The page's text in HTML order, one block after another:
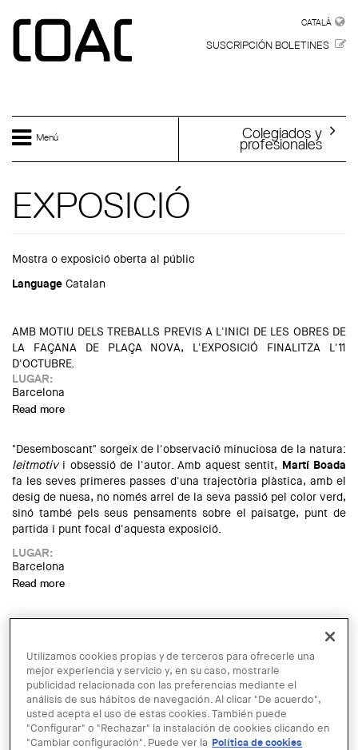
CATALÀ
SUSCRIPCIÓN BOLETINES
Menú Colegiados y
profesionales
EXPOSICIÓ
Mostra o exposició oberta al públic
Language Catalan
AMB MOTIU DELS TREBALLS PREVIS A L'INICI DE LES OBRES DE
LA FAÇANA DE PLAÇA NOVA, L'EXPOSICIÓ FINALITZA L'11
D'OCTUBRE.
LUGAR:
Barcelona
Read more
"Desemboscant" sorgeix de l'observació minuciosa de la natura:
leitmotiv i obsessió de l'autor. Amb aquest sentit, Martí Boada
fa les seves primeres passes d'una trajectòria plàstica, amb el
desig de nuesa, no només arrel de la seva passió pel color verd,
sinó també pels seus pensaments sobre el paisatge, punt de
partida i punt focal d'aquesta exposició.
LUGAR:
Barcelona
Read more
ENTIDAD ORGANIZADORA:
TIPUS D'ACTE:
Exposició
IMATGE DE L'EXPOSICIÓ O ACTE:
Utilizamos cookies propias y de terceros para ofrecerle una
mejor experiencia y servicio y, en su caso, mostrarle
publicidad relacionada con las preferencias mediante el
análisis de sus hábitos de navegación. Al clicar "De acuerdo",
usted acepta el uso de estas cookies. También puede
"Configurar" o "Rechazar" la instalación de cookies clicando en
"Cambiar configuración". Puede ver la Política de cookies